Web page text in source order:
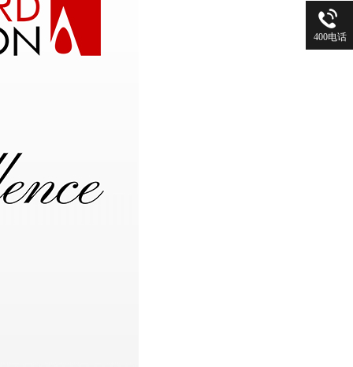
400电话